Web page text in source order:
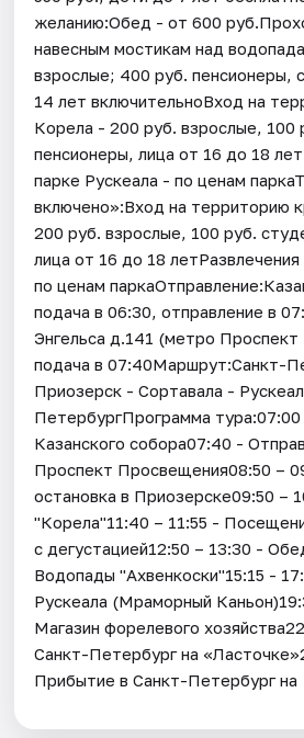
желанию:Обед - от 600
навесным мостикам над
взрослые; 400 руб. пенсионеры,
14 лет включительноВход на
Корела - 200 руб. взрослые, 100
пенсионеры, лица от 16 до 18
парке Рускеала - по ценам
включено»:Вход на территорию
200 руб. взрослые, 100 руб.
лица от 16 до 18
по ценам
подача в 06:30, отправление в
Энгельса д.141 (метро
подача в 07:40Маршрут:Санкт-
Приозерск - Сортавала -
ПетербургПрограмма
Казанского собора07:40 -
Проспект Просвещения08:50 –
остановка в Приозерске09:50 –
"Корела"11:40 – 11:55 -
с дегустацией12:50 – 13:30 -
Водопады "Ахвенкоски"15:15 -
Рускеала (Мраморный
Магазин форелевого
Санкт-Петербург на
Прибытие в Санкт-Петербург на